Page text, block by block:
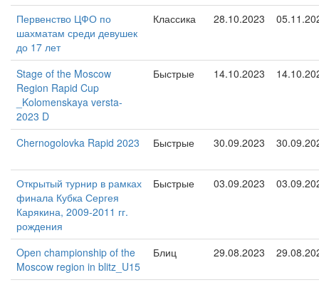
Первенство ЦФО по
шахматам среди девушек
до 17 лет
Классика 28.10.2023
Stage of the Moscow
Region Rapid Cup
_Kolomenskaya versta-
2023 D
Быстрые 14.10.2023
Chernogolovka Rapid 2023 Быстрые 30.09.2023
Открытый турнир в рамках
финала Кубка Сергея
Карякина, 2009-2011 гг.
рождения
Быстрые 03.09.2023
Open championship of the
Moscow region in blitz_U15
Блиц 29.08.2023